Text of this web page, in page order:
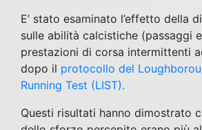
E’ stato esaminato l’effetto della
sulle abilità calcistiche (passaggi
prestazioni di corsa intermittenti
dopo il protocollo del
Running Test (LIST).
Questi risultati hanno dimostrato